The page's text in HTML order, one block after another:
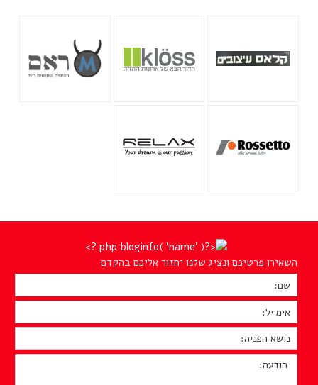
השאירו פרטיכם ונציג שלנו יחזור אליכם בהקדם
שם:*
אימייל:*
נושא
הפניה:*
הודעה: